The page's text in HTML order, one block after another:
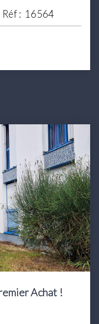
Réf : 16564
Achat !